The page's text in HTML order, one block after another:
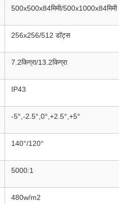
500x500x84मिमी/500x1000x84मिमी
256x256/512 डॉट्स
7.2किग्रा/13.2किग्रा
IP43
-5°,-2.5°,0°,+2.5°,+5°
140°/120°
5000:1
480w/m2